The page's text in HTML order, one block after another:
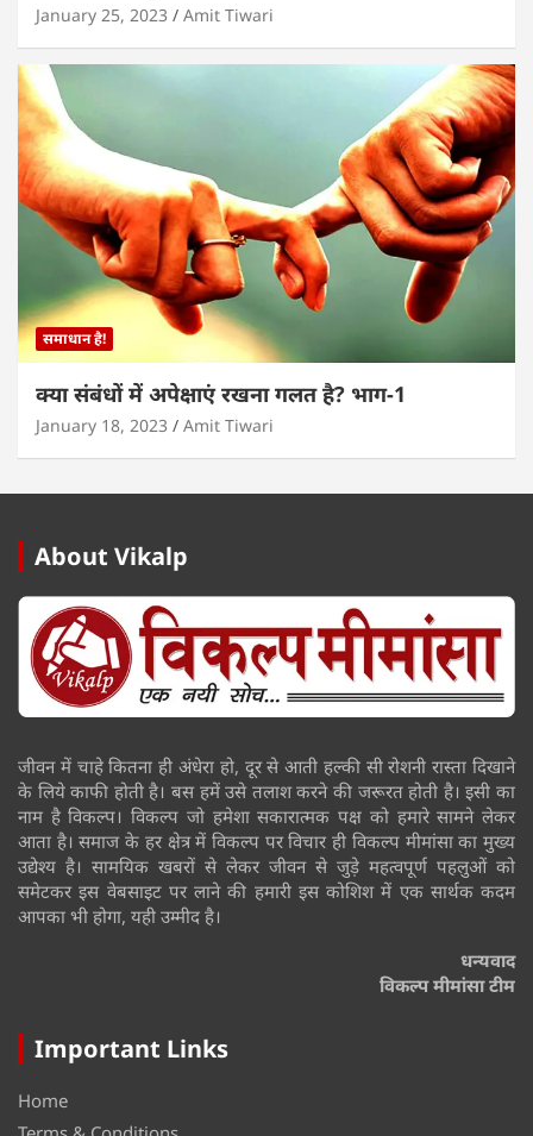
January 25, 2023 Amit Tiwari
समाधान है!
क्या संबंधों में अपेक्षाएं रखना गलत है? भाग-1
January 18, 2023 Amit Tiwari
About Vikalp
जीवन में चाहे कितना ही अंधेरा हो, दूर से आती हल्की सी रोशनी रास्ता दिखाने
के लिये काफी होती है। बस हमें उसे तलाश करने की जरूरत होती है। इसी का
नाम है विकल्प। विकल्प जो हमेशा सकारात्मक पक्ष को हमारे सामने लेकर
आता है। समाज के हर क्षेत्र में विकल्प पर विचार ही विकल्प मीमांसा का मुख्य
उद्येश्य है। सामयिक खबरों से लेकर जीवन से जुड़े महत्वपूर्ण पहलुओं को
समेटकर इस वेबसाइट पर लाने की हमारी इस कोशिश में एक सार्थक कदम
आपका भी होगा, यही उम्मीद है।
धन्यवाद
विकल्प मीमांसा टीम
Important Links
Home